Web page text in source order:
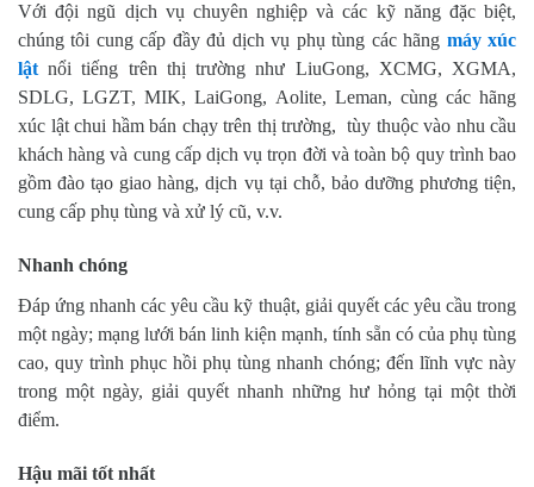
Với đội ngũ dịch vụ chuyên nghiệp và các kỹ năng đặc biệt,
chúng tôi cung cấp đầy đủ dịch vụ phụ tùng các hãng máy xúc
lật nổi tiếng trên thị trường như LiuGong, XCMG, XGMA,
SDLG, LGZT, MIK, LaiGong, Aolite, Leman, cùng các hãng
xúc lật chui hầm bán chạy trên thị trường, tùy thuộc vào nhu cầu
khách hàng và cung cấp dịch vụ trọn đời và toàn bộ quy trình bao
gồm đào tạo giao hàng, dịch vụ tại chỗ, bảo dưỡng phương tiện,
cung cấp phụ tùng và xử lý cũ, v.v.
Nhanh chóng
Đáp ứng nhanh các yêu cầu kỹ thuật, giải quyết các yêu cầu trong
một ngày; mạng lưới bán linh kiện mạnh, tính sẵn có của phụ tùng
cao, quy trình phục hồi phụ tùng nhanh chóng; đến lĩnh vực này
trong một ngày, giải quyết nhanh những hư hỏng tại một thời
điểm.
Hậu mãi tốt nhất